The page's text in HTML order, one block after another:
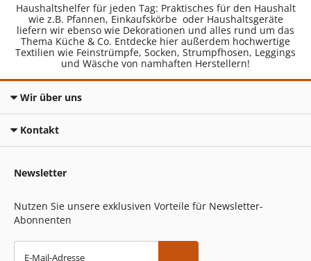
Haushaltshelfer für jeden Tag: Praktisches für den Haushalt
wie z.B. Pfannen, Einkaufskörbe oder Haushaltsgeräte
liefern wir ebenso wie Dekorationen und alles rund um das
Thema Küche & Co. Entdecke hier außerdem hochwertige
Textilien wie Feinstrümpfe, Socken, Strumpfhosen, Leggings
und Wäsche von namhaften Herstellern!
Wir über uns
Kontakt
Newsletter
Nutzen Sie unsere exklusiven Vorteile für Newsletter-
Abonnenten
E-Mail-Adresse